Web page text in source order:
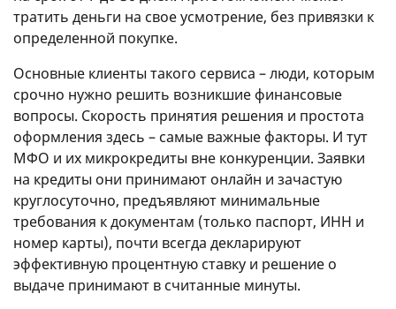
тратить деньги на свое усмотрение, без привязки к
определенной покупке.
Основные клиенты такого сервиса – люди, которым
срочно нужно решить возникшие финансовые
вопросы. Скорость принятия решения и простота
оформления здесь – самые важные факторы. И тут
МФО и их микрокредиты вне конкуренции. Заявки
на кредиты они принимают онлайн и зачастую
круглосуточно, предъявляют минимальные
требования к документам (только паспорт, ИНН и
номер карты), почти всегда декларируют
эффективную процентную ставку и решение о
выдаче принимают в считанные минуты.